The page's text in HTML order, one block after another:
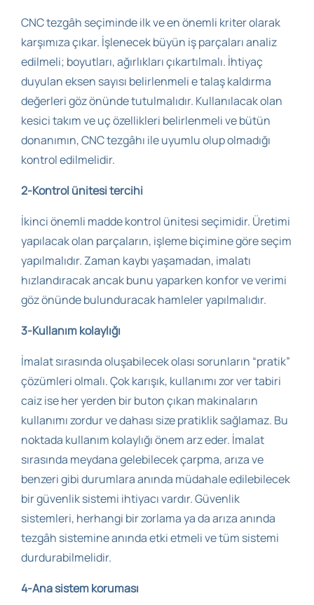
CNC tezgâh seçiminde ilk ve en önemli kriter olarak
karşımıza çıkar. İşlenecek büyün iş parçaları analiz
edilmeli; boyutları, ağırlıkları çıkartılmalı. İhtiyaç
duyulan eksen sayısı belirlenmeli e talaş kaldırma
değerleri göz önünde tutulmalıdır. Kullanılacak olan
kesici takım ve uç özellikleri belirlenmeli ve bütün
donanımın, CNC tezgâhı ile uyumlu olup olmadığı
kontrol edilmelidir.
2-Kontrol ünitesi tercihi
İkinci önemli madde kontrol ünitesi seçimidir. Üretimi
yapılacak olan parçaların, işleme biçimine göre seçim
yapılmalıdır. Zaman kaybı yaşamadan, imalatı
hızlandıracak ancak bunu yaparken konfor ve verimi
göz önünde bulunduracak hamleler yapılmalıdır.
3-Kullanım kolaylığı
İmalat sırasında oluşabilecek olası sorunların “pratik”
çözümleri olmalı. Çok karışık, kullanımı zor ver tabiri
caiz ise her yerden bir buton çıkan makinaların
kullanımı zordur ve dahası size pratiklik sağlamaz. Bu
noktada kullanım kolaylığı önem arz eder. İmalat
sırasında meydana gelebilecek çarpma, arıza ve
benzeri gibi durumlara anında müdahale edilebilecek
bir güvenlik sistemi ihtiyacı vardır. Güvenlik
sistemleri, herhangi bir zorlama ya da arıza anında
tezgâh sistemine anında etki etmeli ve tüm sistemi
durdurabilmelidir.
4-Ana sistem koruması